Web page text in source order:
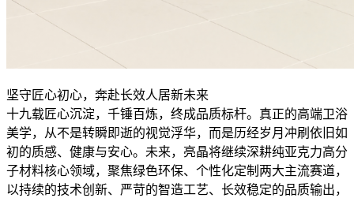
坚守匠心初心，奔赴长效人居新未来
十九载匠心沉淀，千锤百炼，终成品质标杆。真正的高端卫浴
美学，从不是转瞬即逝的视觉浮华，而是历经岁月冲刷依旧如
初的质感、健康与安心。未来，亮晶将继续深耕纯亚克力高分
子材料核心领域，聚焦绿色环保、个性化定制两大主流赛道，
以持续的技术创新、严苛的智造工艺、长效稳定的品质输出，